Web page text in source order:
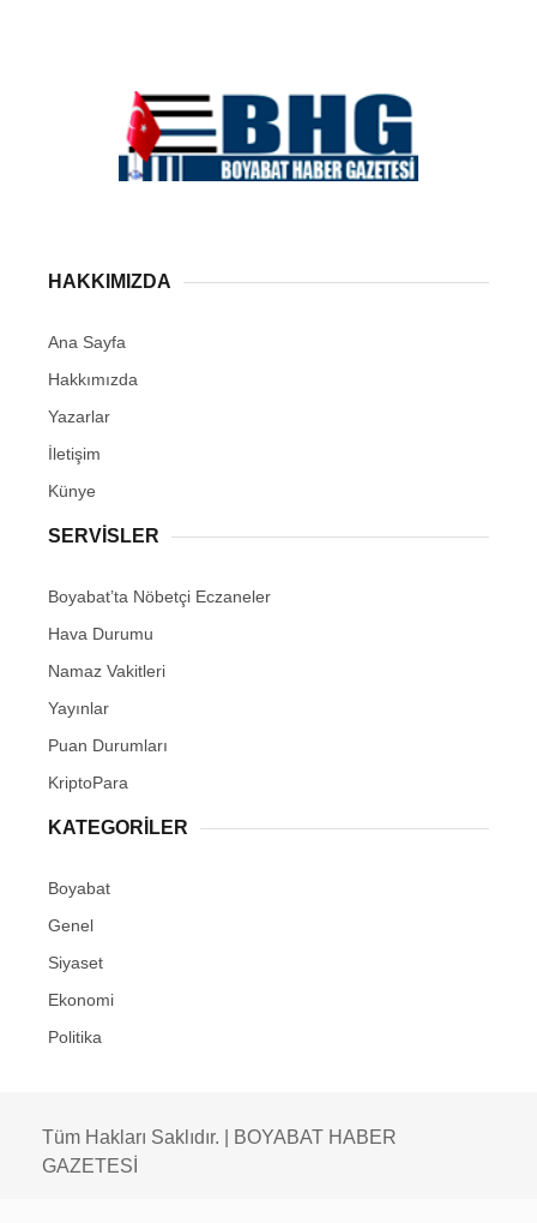
HAKKIMIZDA
Ana Sayfa
Hakkımızda
Yazarlar
İletişim
Künye
SERVISLER
Boyabat’ta Nöbetçi Eczaneler
Hava Durumu
Namaz Vakitleri
Yayınlar
Puan Durumları
KriptoPara
KATEGORILER
Boyabat
Genel
Siyaset
Ekonomi
Politika
Tüm Hakları Saklıdır. | BOYABAT HABER
GAZETESİ